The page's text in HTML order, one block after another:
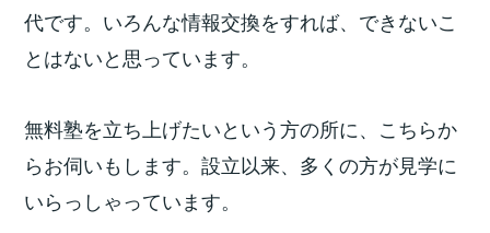
代です。いろんな情報交換をすれば、できないこ
とはないと思っています。
無料塾を立ち上げたいという方の所に、こちらか
らお伺いもします。設立以来、多くの方が見学に
いらっしゃっています。